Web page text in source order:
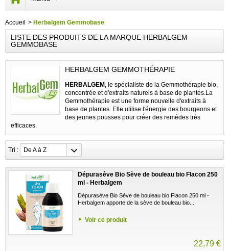
Accueil > Herbalgem Gemmobase
LISTE DES PRODUITS DE LA MARQUE HERBALGEM
GEMMOBASE
HERBALGEM GEMMOTHÉRAPIE
HERBALGEM, le spécialiste de la Gemmothérapie bio,
concentrée et d'extraits naturels à base de plantes.La
Gemmothérapie est une forme nouvelle d'extraits à
base de plantes. Elle utilise l'énergie des bourgeons et
des jeunes pousses pour créer des remèdes très
efficaces.
Tri : De A à Z
Dépurasève Bio Sève de bouleau bio Flacon 250
ml - Herbalgem
Dépurasève Bio Sève de bouleau bio Flacon 250 ml -
Herbalgem apporte de la sève de bouleau bio...
Voir ce produit
22,79 €